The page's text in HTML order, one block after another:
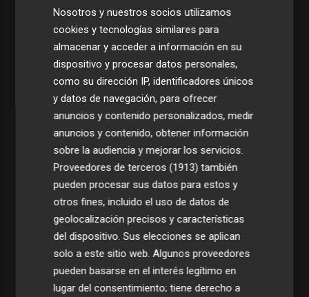
Últimas Noticias
Aemet prevé peligro de incendios "muy alto" o
"extremo" en la mayor parte de la Península y Baleares
el día del eclipse
Nosotros y nuestros socios utilizamos
cookies y tecnologías similares para
almacenar y acceder a información en su
dispositivo y procesar datos personales,
como su dirección IP, identificadores únicos
y datos de navegación, para ofrecer
anuncios y contenido personalizados, medir
anuncios y contenido, obtener información
sobre la audiencia y mejorar los servicios.
Proveedores de terceros (1913) también
pueden procesar sus datos para estos y
otros fines, incluido el uso de datos de
geolocalización precisos y características
del dispositivo. Sus elecciones se aplican
solo a este sitio web. Algunos proveedores
pueden basarse en el interés legítimo en
lugar del consentimiento; tiene derecho a